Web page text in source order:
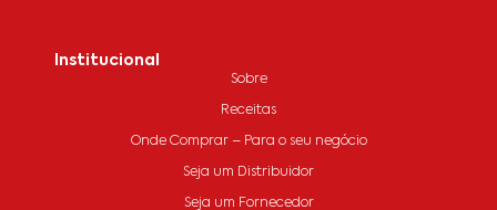
Institucional
Sobre
Receitas
Onde Comprar – Para o seu negócio
Seja um Distribuidor
Seja um Fornecedor